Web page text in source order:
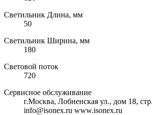
Светильник Длина, мм
50
Светильник Ширина, мм
180
Световой поток
720
Сервисное обслуживание
г.Москва, Лобненская ул., дом 18,
info@isonex.ru www.isonex.ru